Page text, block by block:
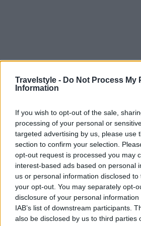
Travelstyle - Do Not Process My
Information
If you wish to opt-out of the sale,
processing of your personal or
targeted advertising by us, please use
section to confirm your selection.
opt-out request is processed you may
interest-based ads based on personal
us or personal information disclosed
your opt-out. You may separately opt-
disclosure of your personal
IAB’s list of downstream participants.
also be disclosed by us to third parties